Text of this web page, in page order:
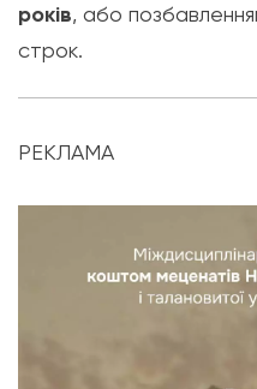
років, або
строк.
РЕКЛАМА